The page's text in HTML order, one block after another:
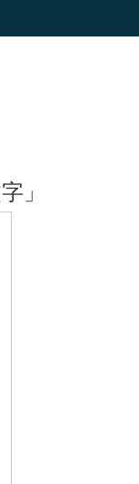
」